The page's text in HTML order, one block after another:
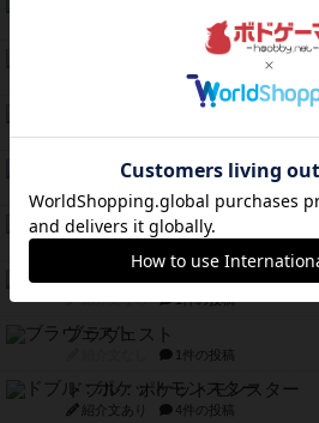
1件の投稿
トリオンフ ア マレンゴ
1件の投稿
紹介文あり 4件の投稿
バー！パーティー
ギョッと
クルティボ
紹介文なし 1件の投稿
ブラヴェスト
1件の投稿
ドブル：ポケットモンスター
紹介文あり 4件の投稿